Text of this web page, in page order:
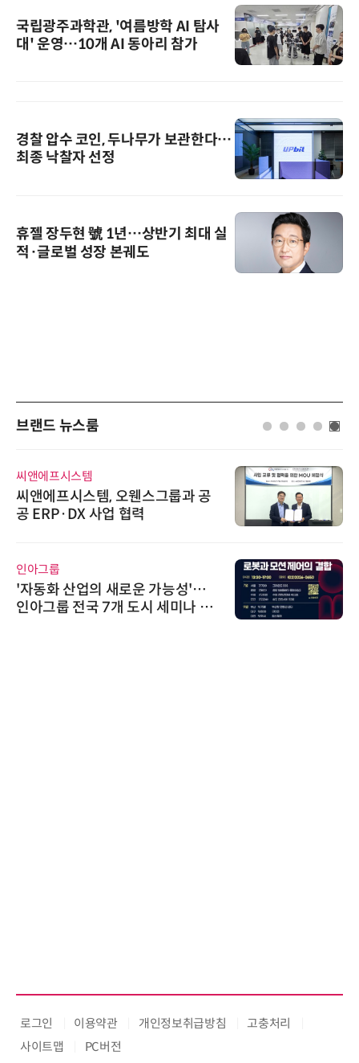
국립광주과학관, '여름방학 AI 탐사
대' 운영…10개 AI 동아리 참가
경찰 압수 코인, 두나무가 보관한다…
최종 낙찰자 선정
휴젤 장두현 號 1년…상반기 최대 실
적·글로벌 성장 본궤도
브랜드 뉴스룸
씨앤에프시스템
씨앤에프시스템, 오웬스그룹과 공
공 ERP·DX 사업 협력
인아그룹
'자동화 산업의 새로운 가능성'…
인아그룹 전국 7개 도시 세미나 페
로그인 이용약관 개인정보취급방침
고충처리
사이트맵
PC버전